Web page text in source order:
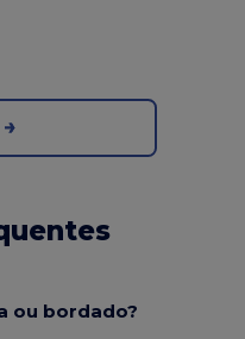
ou bordado?